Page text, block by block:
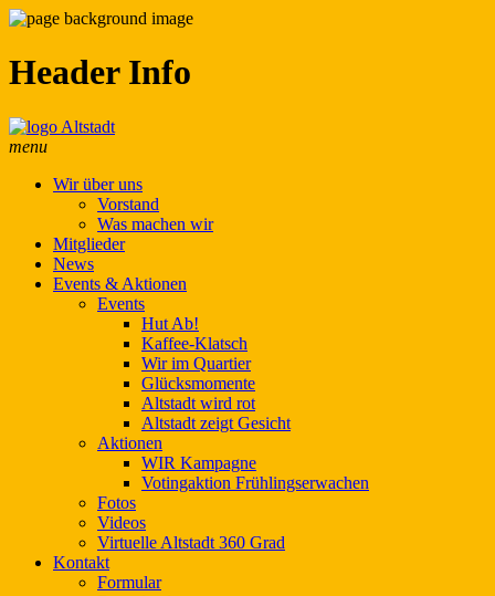
Header Info
menu
Wir über uns
Vorstand
Was machen wir
Mitglieder
News
Events & Aktionen
Events
Hut Ab!
Kaffee-Klatsch
Wir im Quartier
Glücksmomente
Altstadt wird rot
Altstadt zeigt Gesicht
Aktionen
WIR Kampagne
Votingaktion Frühlingserwachen
Fotos
Videos
Virtuelle Altstadt 360 Grad
Kontakt
Formular